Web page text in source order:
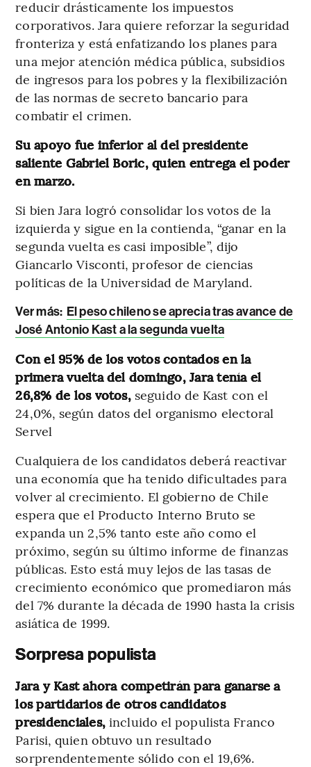
reducir drásticamente los impuestos
corporativos. Jara quiere reforzar la seguridad
fronteriza y está enfatizando los planes para
una mejor atención médica pública, subsidios
de ingresos para los pobres y la flexibilización
de las normas de secreto bancario para
combatir el crimen.
Su apoyo fue inferior al del presidente
saliente Gabriel Boric, quien entrega el poder
en marzo.
Si bien Jara logró consolidar los votos de la
izquierda y sigue en la contienda, “ganar en la
segunda vuelta es casi imposible”, dijo
Giancarlo Visconti, profesor de ciencias
políticas de la Universidad de Maryland.
Ver más: El peso chileno se aprecia tras avance de
José Antonio Kast a la segunda vuelta
Con el 95% de los votos contados en la
primera vuelta del domingo, Jara tenía el
26,8% de los votos,seguido de Kast con el
24,0%, según datos del organismo electoral
Servel
Cualquiera de los candidatos deberá reactivar
una economía que ha tenido dificultades para
volver al crecimiento. El gobierno de Chile
espera que el Producto Interno Bruto se
expanda un 2,5% tanto este año como el
próximo, según su último informe de finanzas
públicas. Esto está muy lejos de las tasas de
crecimiento económico que promediaron más
del 7% durante la década de 1990 hasta la crisis
asiática de 1999.
Sorpresa populista
Jara y Kast ahora competirán para ganarse a
los partidarios de otros candidatos
presidenciales, incluido el populista Franco
Parisi, quien obtuvo un resultado
sorprendentemente sólido con el 19,6%.